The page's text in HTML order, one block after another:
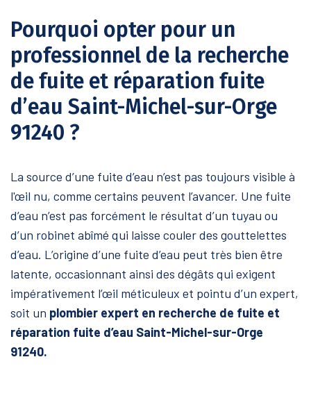
Pourquoi opter pour un
professionnel de la recherche
de fuite et réparation fuite
d’eau Saint-Michel-sur-Orge
91240 ?
La source d’une fuite d’eau n’est pas toujours visible à
l'œil nu, comme certains peuvent l’avancer. Une fuite
d’eau n’est pas forcément le résultat d’un tuyau ou
d’un robinet abîmé qui laisse couler des gouttelettes
d’eau. L’origine d’une fuite d’eau peut très bien être
latente, occasionnant ainsi des dégâts qui exigent
impérativement l’œil méticuleux et pointu d’un expert,
soit un plombier expert en recherche de fuite et
réparation fuite d’eau Saint-Michel-sur-Orge
91240.